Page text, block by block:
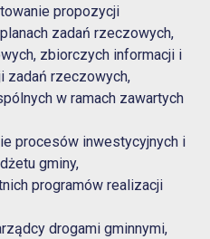
propozycji
zadań rzeczowych,
zbiorczych informacji i
zadań rzeczowych,
w ramach zawartych
procesów inwestycyjnych i
gminy,
programów realizacji
drogami gminnymi,